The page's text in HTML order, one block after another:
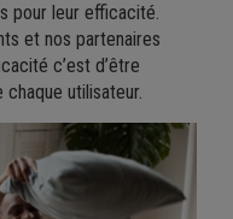
pour leur efficacité.
et nos partenaires
c’est d’être
chaque utilisateur.